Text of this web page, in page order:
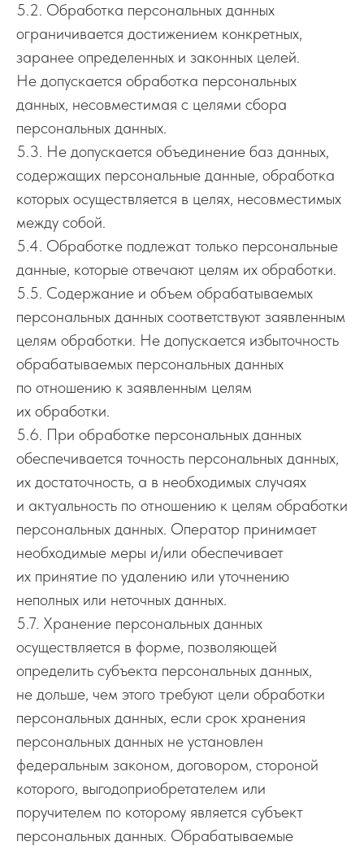
5.2. Обработка персональных данных
ограничивается достижением конкретных,
заранее определенных и законных целей.
Не допускается обработка персональных
данных, несовместимая с целями сбора
персональных данных.
5.3. Не допускается объединение баз данных,
содержащих персональные данные, обработка
которых осуществляется в целях, несовместимых
между собой.
5.4. Обработке подлежат только персональные
данные, которые отвечают целям их обработки.
5.5. Содержание и объем обрабатываемых
персональных данных соответствуют заявленным
целям обработки. Не допускается избыточность
обрабатываемых персональных данных
по отношению к заявленным целям
их обработки.
5.6. При обработке персональных данных
обеспечивается точность персональных данных,
их достаточность, а в необходимых случаях
и актуальность по отношению к целям обработки
персональных данных. Оператор принимает
необходимые меры и/или обеспечивает
их принятие по удалению или уточнению
неполных или неточных данных.
5.7. Хранение персональных данных
осуществляется в форме, позволяющей
определить субъекта персональных данных,
не дольше, чем этого требуют цели обработки
персональных данных, если срок хранения
персональных данных не установлен
федеральным законом, договором, стороной
которого, выгодоприобретателем или
поручителем по которому является субъект
персональных данных. Обрабатываемые